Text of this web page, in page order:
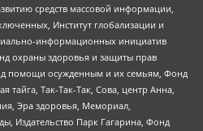
средств массовой информации,
Институт глобализации и
информационных инициатив
охраны здоровья и защиты прав
помощи осужденным и их семьям, Фонд
тайга, Так-Так-Так, Сова, центр Анна,
Эра здоровья, Мемориал,
Издательство Парк Гагарина, Фонд